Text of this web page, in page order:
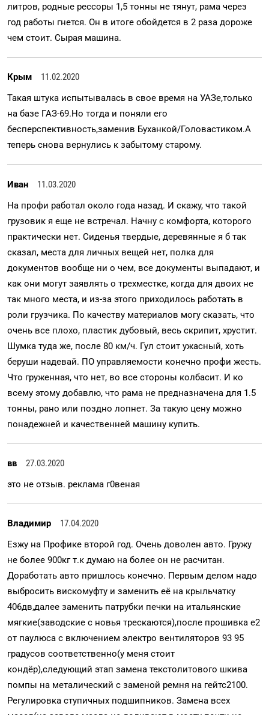
литров, родные рессоры 1,5 тонны не тянут, рама через
год работы гнется. Он в итоге обойдется в 2 раза дороже
чем стоит. Сырая машина.
Крым
11.02.2020
Такая штука испытывалась в свое время на УАЗе,только
на базе ГАЗ-69.Но тогда и поняли его
бесперспективность,заменив Буханкой/Головастиком.А
теперь снова вернулись к забытому старому.
Иван
11.03.2020
На профи работал около года назад. И скажу, что такой
грузовик я еще не встречал. Начну с комфорта, которого
практически нет. Сиденья твердые, деревянные я б так
сказал, места для личных вещей нет, полка для
документов вообще ни о чем, все документы выпадают, и
как они могут заявлять о трехместке, когда для двоих не
так много места, и из-за этого приходилось работать в
роли грузчика. По качеству материалов могу сказать, что
очень все плохо, пластик дубовый, весь скрипит, хрустит.
Шумка туда же, после 80 км/ч. Гул стоит ужасный, хоть
беруши надевай. ПО управляемости конечно профи жесть.
Что груженная, что нет, во все стороны колбасит. И ко
всему этому добавлю, что рама не предназначена для 1.5
тонны, рано или поздно лопнет. За такую цену можно
понадежней и качественней машину купить.
вв
27.03.2020
это не отзыв. реклама г0веная
Владимир
17.04.2020
Езжу на Профике второй год. Очень доволен авто. Гружу
не более 900кг т.к думаю на более он не расчитан.
Доработать авто пришлось конечно. Первым делом надо
выбросить вискомуфту и заменить её на крыльчатку
406дв,далее заменить патрубки печки на итальянские
мягкие(заводские с новья трескаются),после прошивка е2
от паулюса с включением электро вентиляторов 93 95
градусов соответственно(у меня стоит
кондёр),следующий этап замена текстолитового шкива
помпы на металический с заменой ремня на гейтс2100.
Регулировка ступичных подшипников. Замена всех